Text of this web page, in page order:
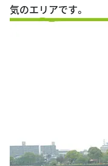
気のエリアです。